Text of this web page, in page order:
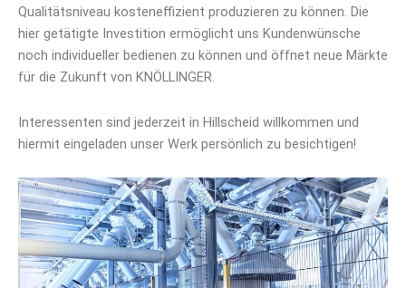
Qualitätsniveau kosteneffizient produzieren zu können. Die
hier getätigte Investition ermöglicht uns Kundenwünsche
noch individueller bedienen zu können und öffnet neue Märkte
für die Zukunft von KNÖLLINGER.
Interessenten sind jederzeit in Hillscheid willkommen und
hiermit eingeladen unser Werk persönlich zu besichtigen!